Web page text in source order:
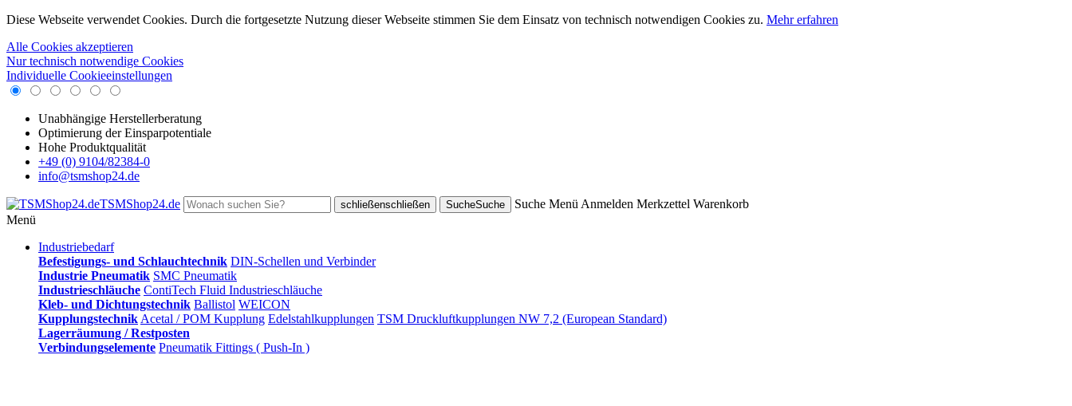
Diese Webseite verwendet Cookies. Durch die fortgesetzte Nutzung dieser Webseite stimmen Sie dem Einsatz von technisch notwendigen Cookies zu. Mehr erfahren
Alle Cookies akzeptieren
Nur technisch notwendige Cookies
Individuelle Cookieeinstellungen
Unabhängige Herstellerberatung
Optimierung der Einsparpotentiale
Hohe Produktqualität
+49 (0) 9104/82384-0
info@tsmshop24.de
TSMShop24.de schließenschließen SucheSuche Suche Menü Anmelden Merkzettel Warenkorb
Menü
Industriebedarf
Befestigungs- und Schlauchtechnik DIN-Schellen und Verbinder
Industrie Pneumatik SMC Pneumatik
Industrieschläuche ContiTech Fluid Industrieschläuche
Kleb- und Dichtungstechnik Ballistol WEICON
Kupplungstechnik Acetal / POM Kupplung Edelstahlkupplungen TSM Druckluftkupplungen NW 7,2 (European Standard)
Lagerräumung / Restposten
Verbindungselemente Pneumatik Fittings ( Push-In )